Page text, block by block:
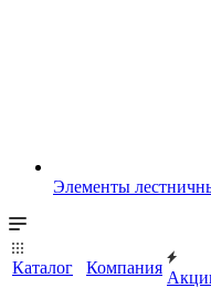
Элементы
Каталог Компания